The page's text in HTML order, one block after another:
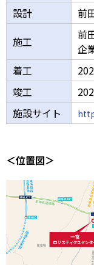
設計
前
施工
前
企
着工
竣工
施設サイト
＜位置図＞